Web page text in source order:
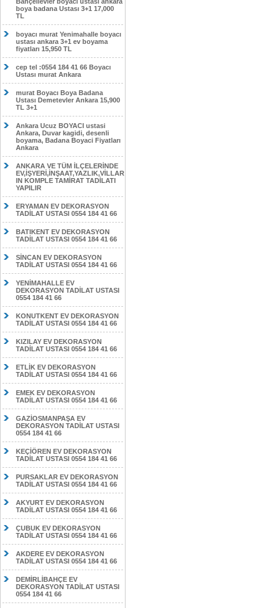
boya badana Ustası 3+1 17,000
TL
boyacı murat Yenimahalle boyacı
ustası ankara 3+1 ev boyama
fiyatları 15,950 TL
cep tel :0554 184 41 66 Boyacı
Ustası murat Ankara
murat Boyacı Boya Badana
Ustası Demetevler Ankara 15,900
TL 3+1
Ankara Ucuz BOYACI ustasi
Ankara, Duvar kagidi, desenli
boyama, Badana Boyaci Fiyatları
Ankara
ANKARA VE TÜM İLÇELERİNDE
EV,İŞYERİ,İNŞAAT,YAZLIK,VİLLAR
IN KOMPLE TAMİRAT TADİLATI
YAPILIR
ERYAMAN EV DEKORASYON
TADİLAT USTASI 0554 184 41 66
BATIKENT EV DEKORASYON
TADİLAT USTASI 0554 184 41 66
SİNCAN EV DEKORASYON
TADİLAT USTASI 0554 184 41 66
YENİMAHALLE EV
DEKORASYON TADİLAT USTASI
0554 184 41 66
KONUTKENT EV DEKORASYON
TADİLAT USTASI 0554 184 41 66
KIZILAY EV DEKORASYON
TADİLAT USTASI 0554 184 41 66
ETLİK EV DEKORASYON
TADİLAT USTASI 0554 184 41 66
EMEK EV DEKORASYON
TADİLAT USTASI 0554 184 41 66
GAZİOSMANPAŞA EV
DEKORASYON TADİLAT USTASI
0554 184 41 66
KEÇİÖREN EV DEKORASYON
TADİLAT USTASI 0554 184 41 66
PURSAKLAR EV DEKORASYON
TADİLAT USTASI 0554 184 41 66
AKYURT EV DEKORASYON
TADİLAT USTASI 0554 184 41 66
ÇUBUK EV DEKORASYON
TADİLAT USTASI 0554 184 41 66
AKDERE EV DEKORASYON
TADİLAT USTASI 0554 184 41 66
DEMİRLİBAHÇE EV
DEKORASYON TADİLAT USTASI
0554 184 41 66